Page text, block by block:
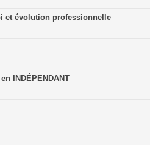
et évolution professionnelle
INDÉPENDANT